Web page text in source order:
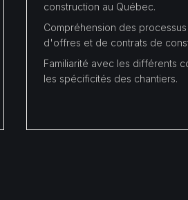
construction au Québec.
Compréhension des
d'offres et de contrats de
Familiarité avec les différents
les spécificités des chantiers.